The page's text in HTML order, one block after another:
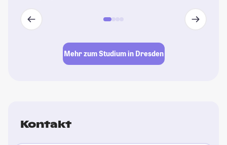
Mehr zum Studium in Dresden
Kontakt